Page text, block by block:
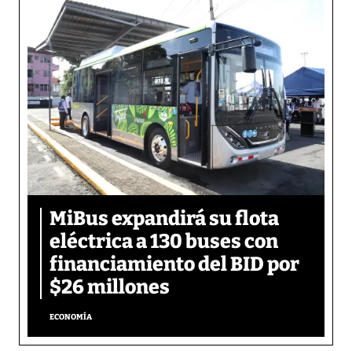
MiBus expandirá su flota
eléctrica a 130 buses con
financiamiento del BID por
$26 millones
ECONOMÍA